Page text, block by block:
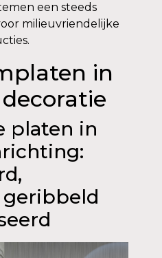
een steeds
milieuvriendelijke
in
platen in